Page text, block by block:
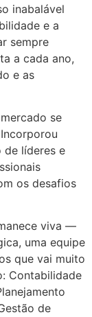
inabalável
e a
sempre
a cada ano,
e as
se
de líderes e
os desafios
viva —
uma equipe
que vai muito
Contabilidade
de